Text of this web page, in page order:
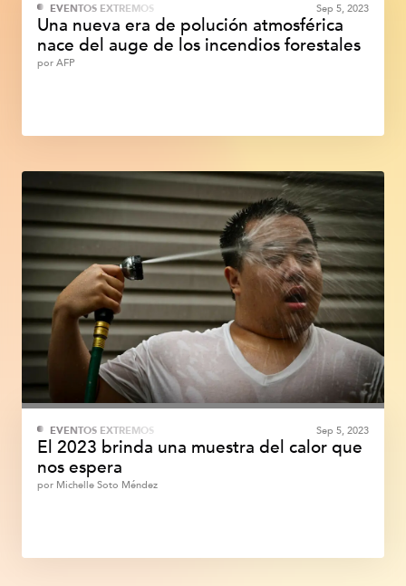
EVENTOS EXTREMOS Sep 5, 2023
Una nueva era de polución atmosférica
nace del auge de los incendios forestales
por AFP
EVENTOS EXTREMOS Sep 5, 2023
El 2023 brinda una muestra del calor que
nos espera
por Michelle Soto Méndez